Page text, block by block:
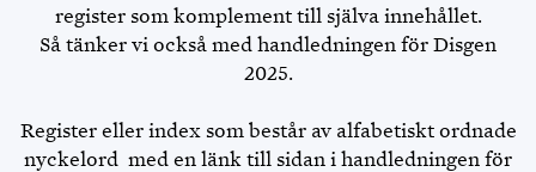
register som komplement till själva innehållet.
Så tänker vi också med handledningen för Disgen
2025.
Register eller index som består av alfabetiskt ordnade
nyckelord med en länk till sidan i handledningen för